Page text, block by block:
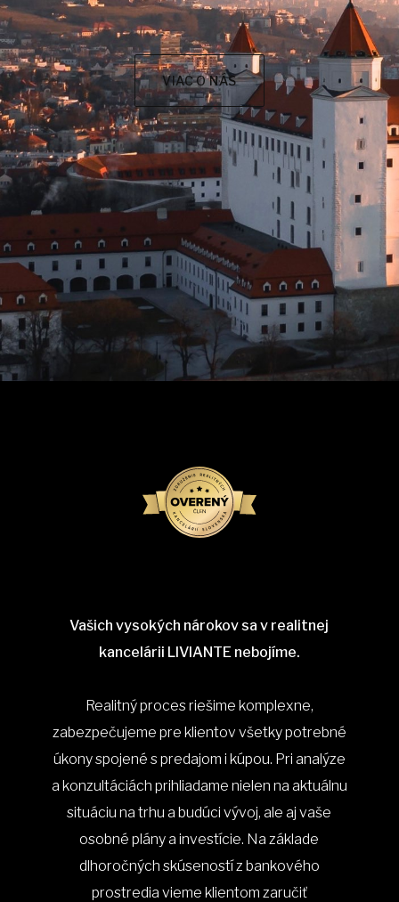
VIAC O NÁS
Vašich vysokých nárokov sa v realitnej
kancelárii LIVIANTE nebojíme.
Realitný proces riešime komplexne,
zabezpečujeme pre klientov všetky potrebné
úkony spojené s predajom i kúpou. Pri analýze
a konzultáciách prihliadame nielen na aktuálnu
situáciu na trhu a budúci vývoj, ale aj vaše
osobné plány a investície. Na základe
dlhoročných skúseností z bankového
prostredia vieme klientom zaručiť